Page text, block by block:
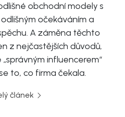
obchodní modely s
očekáváním a
A záměna těchto
z nejčastějších důvodů,
influencerem“
to, co firma čekala.
článek